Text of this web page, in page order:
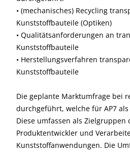
• (mechanisches) Recycling
Kunststoffbauteile (Optiken)
• Qualitätsanforderungen an
Kunststoffbauteile
• Herstellungsverfahren
Kunststoffbauteile
Die geplante Marktumfrage bei
durchgeführt, welche für AP7
Diese umfassen als Zielgruppen
Produktentwickler und
Kunststoffanwendungen. Die